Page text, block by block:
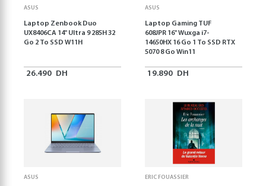
ASUS
Laptop Zenbook Duo
UX8406CA 14'' Ultra 9 285H 32
Go 2 To SSD W11H
26.490 DH
ASUS
Laptop Gaming TUF
608JPR 16'' Wuxga i7-
14650HX 16 Go 1 To SSD RTX
5070 8 Go Win11
19.890 DH
ASUS ERIC FOUASSIER